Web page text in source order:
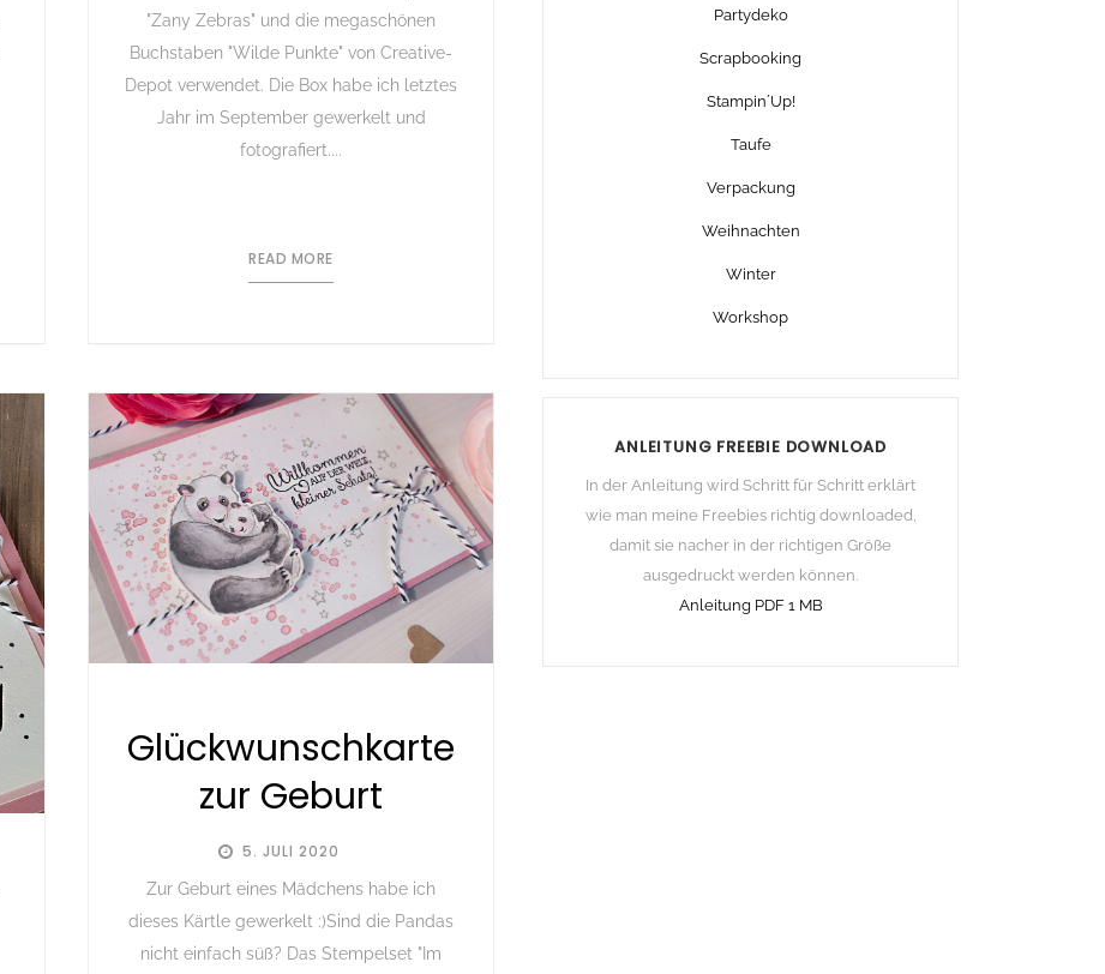
"Zany Zebras" und die megaschönen
Buchstaben "Wilde Punkte" von Creative-
Depot verwendet. Die Box habe ich letztes
Jahr im September gewerkelt und
fotografiert....
READ MORE
5. JULI 2020
Glückwunschkarte
zur Geburt
Zur Geburt eines Mädchens habe ich
dieses Kärtle gewerkelt :)Sind die Pandas
nicht einfach süß? Das Stempelset "Im
Partydeko
Scrapbooking
Stampin´Up!
Taufe
Verpackung
Weihnachten
Winter
Workshop
ANLEITUNG FREEBIE DOWNLOAD
In der Anleitung wird Schritt für Schritt erklärt
wie man meine Freebies richtig downloaded,
damit sie nacher in der richtigen Größe
ausgedruckt werden können.
Anleitung PDF 1 MB